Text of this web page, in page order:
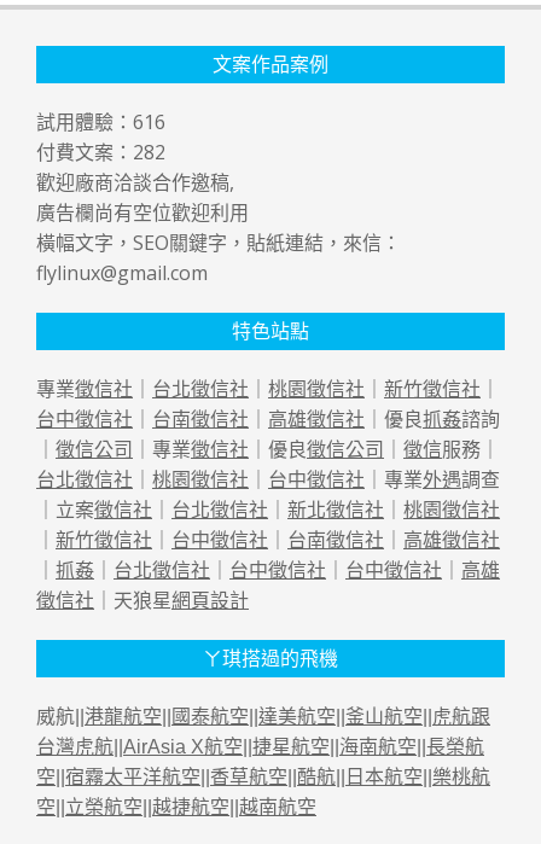
文案作品案例
試用體驗： 616
付費文案： 282
歡迎廠商洽談合作邀稿,
廣告欄尚有空位歡迎利用
橫幅文字，SEO關鍵字，貼紙連結，來信：
flylinux@gmail.com
特色站點
專業徵信社 ｜ 台北徵信社 ｜ 桃園徵信社 ｜ 新竹徵信社 ｜
台中徵信社 ｜ 台南徵信社 ｜ 高雄徵信社 ｜優良抓姦諮詢
｜ 徵信公司 ｜專業徵信社 ｜優良徵信公司 ｜ 徵信服務｜
台北徵信社 ｜ 桃園徵信社 ｜ 台中徵信社 ｜專業外遇調查
｜立案徵信社 ｜ 台北徵信社 ｜ 新北徵信社 ｜ 桃園徵信社
｜ 新竹徵信社 ｜ 台中徵信社 ｜ 台南徵信社 ｜ 高雄徵信社
｜ 抓姦 ｜ 台北徵信社 ｜ 台中徵信社 ｜ 台中徵信社 ｜ 高雄
徵信社 ｜天狼星網頁設計
ㄚ琪搭過的飛機
威航|| 港龍航空 國泰航空 達美航空 釜山航空
虎航跟
台灣虎航 AirAsia X航空 捷星航空 海南航空 長榮航
空 宿霧太平洋航空 香草航空 酷航 日本航空 樂桃航
空 立榮航空 越捷航空 越南航空